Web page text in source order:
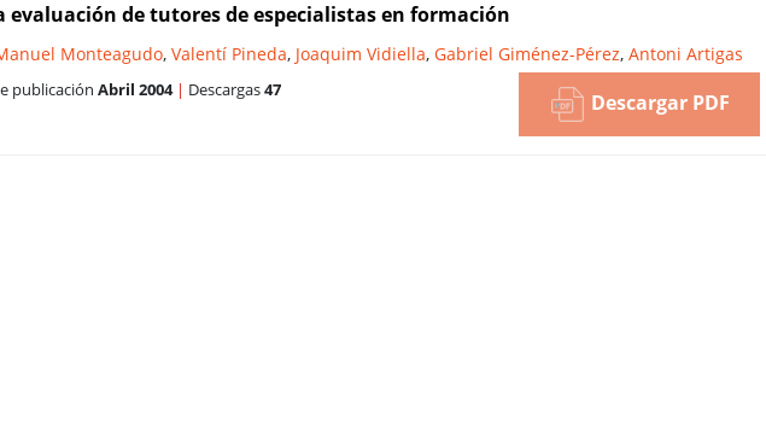
evaluación de tutores de especialistas en formación
Monteagudo, Valentí Pineda, Joaquim Vidiella, Gabriel Giménez-Pérez, Antoni Artigas
publicación Abril 2004 | Descargas47 Descargar PDF